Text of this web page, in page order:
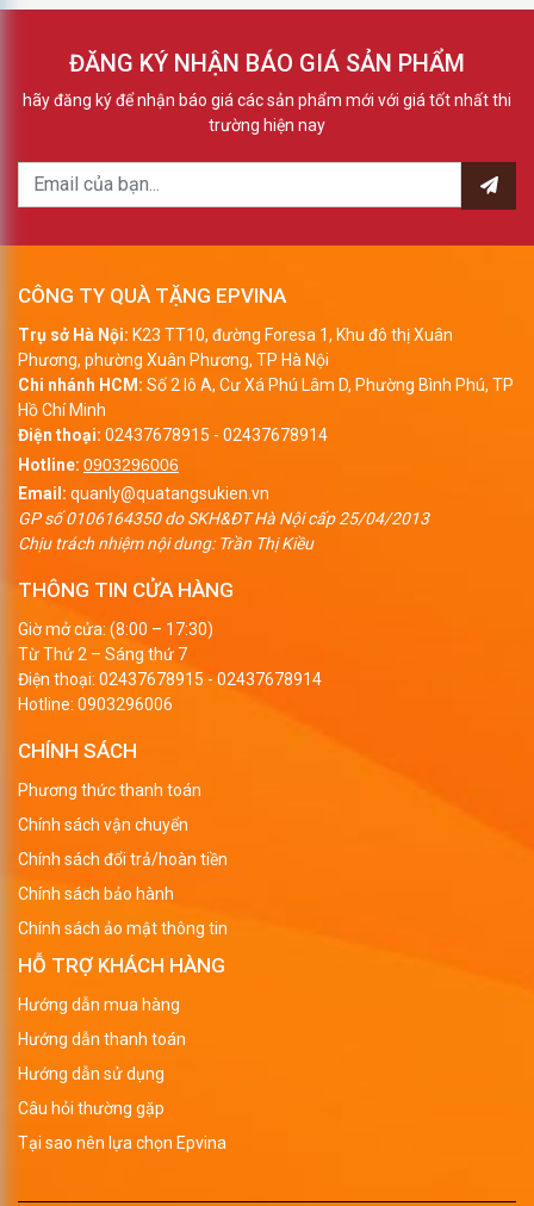
ĐĂNG KÝ NHẬN BÁO GIÁ SẢN PHẨM
hãy đăng ký để nhận báo giá các sản phẩm mới với giá tốt nhất thi
trường hiện nay
CÔNG TY QUÀ TẶNG EPVINA
Trụ sở Hà Nội: K23 TT10, đường Foresa 1, Khu đô thị Xuân
Phương, phường Xuân Phương, TP Hà Nội
Chi nhánh HCM: Số 2 lô A, Cư Xá Phú Lâm D, Phường Bình Phú, TP
Hồ Chí Minh
Điện thoại: 02437678915 - 02437678914
Hotline: 0903296006
Email: quanly@quatangsukien.vn
GP số 0106164350 do SKH&ĐT Hà Nội cấp 25/04/2013
Chịu trách nhiệm nội dung: Trần Thị Kiều
THÔNG TIN CỬA HÀNG
Giờ mở cửa: (8:00 – 17:30)
Từ Thứ 2 – Sáng thứ 7
Điện thoại: 02437678915 - 02437678914
Hotline: 0903296006
CHÍNH SÁCH
Phương thức thanh toán
Chính sách vận chuyển
Chính sách đổi trả/hoàn tiền
Chính sách bảo hành
Chính sách ảo mật thông tin
HỖ TRỢ KHÁCH HÀNG
Hướng dẫn mua hàng
Hướng dẫn thanh toán
Hướng dẫn sử dụng
Câu hỏi thường gặp
Tại sao nên lựa chọn Epvina